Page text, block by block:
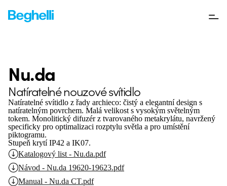
Nu.da
Natíratelné nouzové svítidlo
Natíratelné svítidlo z řady archieco: čistý a elegantní design s
natíratelným povrchem. Malá velikost s vysokým světelným
tokem. Monolitický difuzér z tvarovaného metakrylátu, navržený
specificky pro optimalizaci rozptylu světla a pro umístění
piktogramu.
Stupeň krytí IP42 a IK07.
Katalogový list - Nu.da.pdf
Návod - Nu.da 19620-19623.pdf
Manual - Nu.da CT.pdf